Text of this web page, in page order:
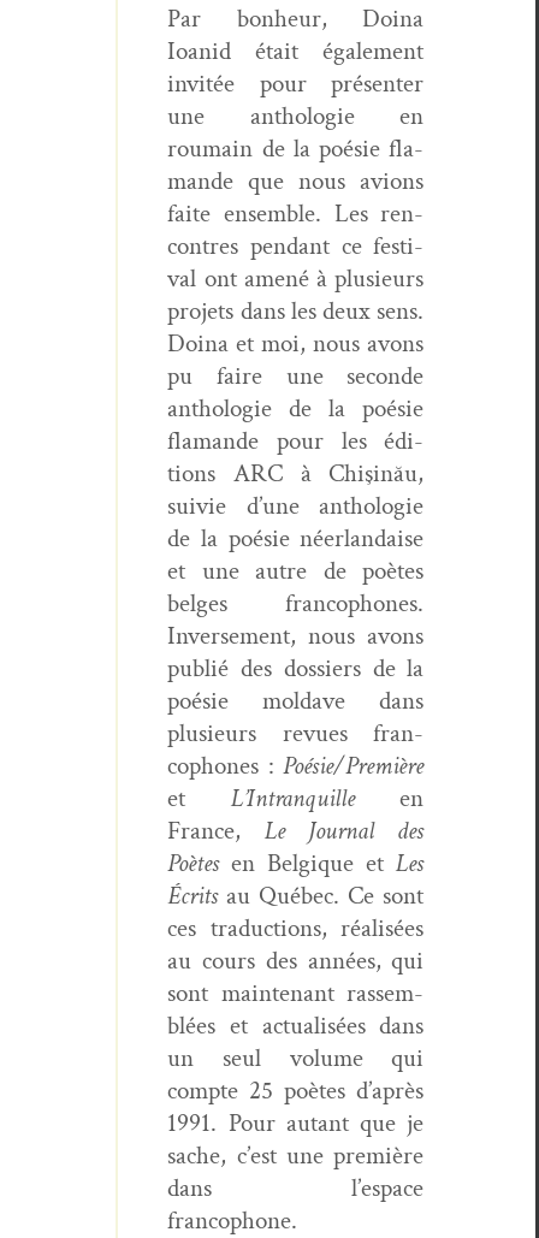
Par bon­heur, Doina
Ioanid était égale­ment
invitée pour présen­ter
une antholo­gie en
roumain de la poésie fla­
mande que nous avions
faite ensem­ble. Les ren­
con­tres pen­dant ce fes­ti­
val ont amené à plusieurs
pro­jets dans les deux sens.
Doina et moi, nous avons
pu faire une sec­onde
antholo­gie de la poésie
fla­mande pour les édi­
tions ARC à Chişinău,
suiv­ie d’une antholo­gie
de la poésie néer­landaise
et une autre de poètes
belges fran­coph­o­nes.
Inverse­ment, nous avons
pub­lié des dossiers de la
poésie mol­dave dans
plusieurs revues fran­
coph­o­nes :Poésie/Première
et L’Intranquilleen
France, Le Jour­nal des
Poètesen Bel­gique etLes
Écritsau Québec. Ce sont
ces tra­duc­tions, réal­isées
au cours des années, qui
sont main­tenant rassem­
blées et actu­al­isées dans
un seul vol­ume qui
compte 25 poètes d’après
1991. Pour autant que je
sache, c’est une pre­mière
dans l’espace
francophone.